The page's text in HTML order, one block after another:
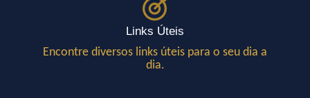
Links Úteis
Encontre diversos links úteis para o seu dia a
dia.